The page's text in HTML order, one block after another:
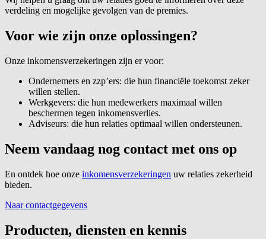
verdeling en mogelijke gevolgen van de premies.
Voor wie zijn onze oplossingen?
Onze inkomensverzekeringen zijn er voor:
Ondernemers en zzp’ers: die hun financiële toekomst zeker
willen stellen.
Werkgevers: die hun medewerkers maximaal willen
beschermen tegen inkomensverlies.
Adviseurs: die hun relaties optimaal willen ondersteunen.
Neem vandaag nog contact met ons op
En ontdek hoe onze inkomensverzekeringen uw relaties zekerheid
bieden.
Naar contactgegevens
Producten, diensten en kennis